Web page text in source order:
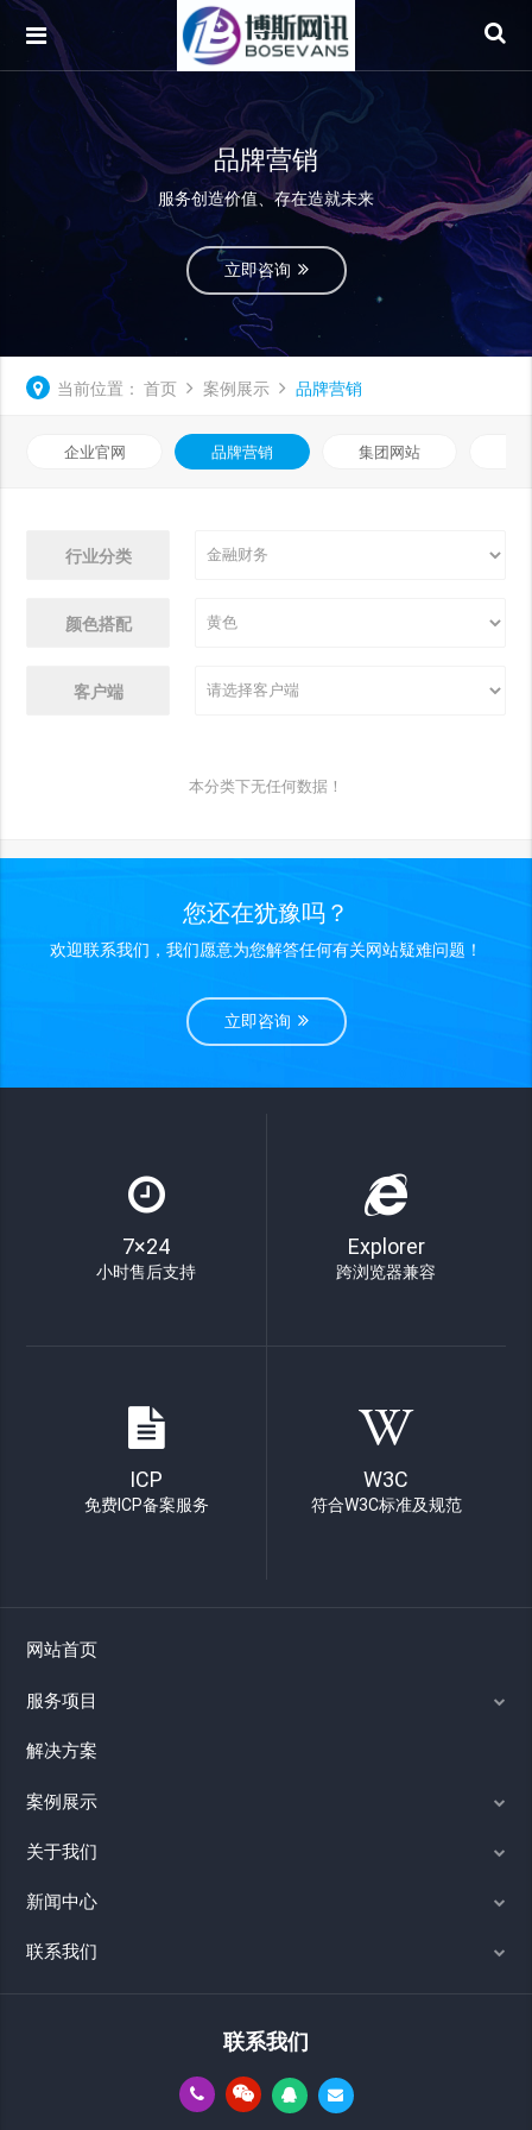
品牌营销
服务创造价值、存在造就未来
立即咨询
当前位置： 首页 案例展示 品牌营销
企业官网 品牌营销 集团网站
行业分类
颜色搭配
客户端
本分类下无任何数据！
您还在犹豫吗？
欢迎联系我们，我们愿意为您解答任何有关网站疑难问题！
立即咨询
7×24
小时售后支持
Explorer
跨浏览器兼容
ICP
免费ICP备案服务
W3C
符合W3C标准及规范
网站首页
服务项目
解决方案
案例展示
关于我们
新闻中心
联系我们
联系我们